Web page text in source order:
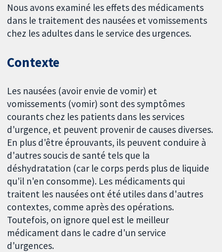
Nous avons examiné les effets des médicaments
dans le traitement des nausées et vomissements
chez les adultes dans le service des urgences.
Contexte
Les nausées (avoir envie de vomir) et
vomissements (vomir) sont des symptômes
courants chez les patients dans les services
d'urgence, et peuvent provenir de causes diverses.
En plus d'être éprouvants, ils peuvent conduire à
d'autres soucis de santé tels que la
déshydratation (car le corps perds plus de liquide
qu'il n'en consomme). Les médicaments qui
traitent les nausées ont été utiles dans d'autres
contextes, comme après des opérations.
Toutefois, on ignore quel est le meilleur
médicament dans le cadre d'un service
d'urgences.